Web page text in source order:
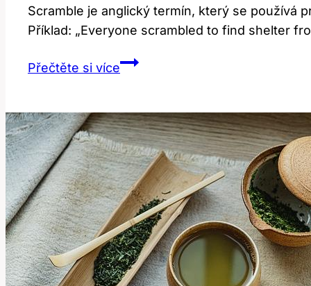
Scramble je anglický termín, který se používá
Příklad: „Everyone scrambled to find shelter
Přečtěte si víceScramble:
termín
použít
v
angličtině?